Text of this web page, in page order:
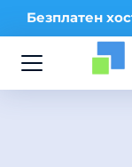
Безплатен